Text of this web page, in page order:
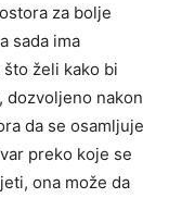
za bolje
sada ima
želi kako bi
dozvoljeno nakon
da se osamljuje
preko koje se
ona može da